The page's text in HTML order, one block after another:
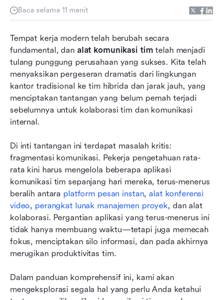
Baca selama 11 menit
Tempat kerja modern telah berubah secara
fundamental, dan alat komunikasi tim telah menjadi
tulang punggung perusahaan yang sukses. Kita telah
menyaksikan pergeseran dramatis dari lingkungan
kantor tradisional ke tim hibrida dan jarak jauh, yang
menciptakan tantangan yang belum pernah terjadi
sebelumnya untuk kolaborasi tim dan komunikasi
internal.
Di inti tantangan ini terdapat masalah kritis:
fragmentasi komunikasi. Pekerja pengetahuan rata-
rata kini harus mengelola beberapa aplikasi
komunikasi tim sepanjang hari mereka, terus-menerus
beralih antara platform pesan instan, alat konferensi
video, perangkat lunak manajemen proyek, dan alat
kolaborasi. Pergantian aplikasi yang terus-menerus ini
tidak hanya membuang waktu—tetapi juga memecah
fokus, menciptakan silo informasi, dan pada akhirnya
merugikan produktivitas tim.
Dalam panduan komprehensif ini, kami akan
mengeksplorasi segala hal yang perlu Anda ketahui
10 solusi komunikasi tim teratas sekilas
Perbandingan alat komunikasi tim teratas
Memilih aplikasi komunikasi tim yang sempurna
sesuai kebutuhan Anda
Mengatasi tantangan umum dalam penerapan
alat komunikasi tim
Kesimpulan
FAQ
Bacaan terkait